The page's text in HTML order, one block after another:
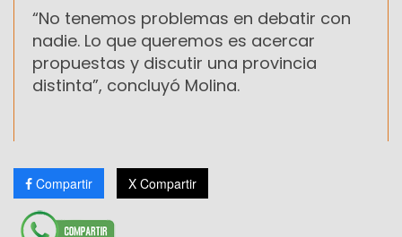
“No tenemos problemas en debatir con
nadie. Lo que queremos es acercar
propuestas y discutir una provincia
distinta”, concluyó Molina.
Compartir X Compartir